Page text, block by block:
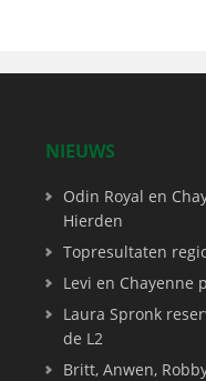
NIEUWS
Odin Royal en
Hierden
Topresultaten
Levi en Chayenne
Laura Spronk
de L2
Britt, Anwen,